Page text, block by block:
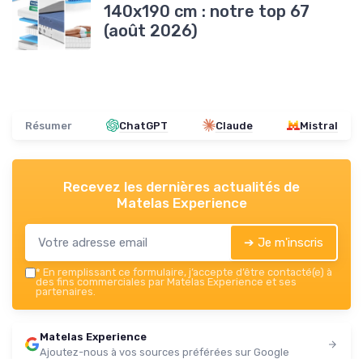
140x190 cm : notre top 67
(août 2026)
Résumer ChatGPT Claude Mistral
Recevez les dernières actualités de
Matelas Experience
➔ Je m'inscris
* En remplissant ce formulaire, j’accepte d’être contacté(e) à
des fins commerciales par Matelas Experience et ses
partenaires.
Matelas Experience
Ajoutez-nous à vos sources préférées sur Google